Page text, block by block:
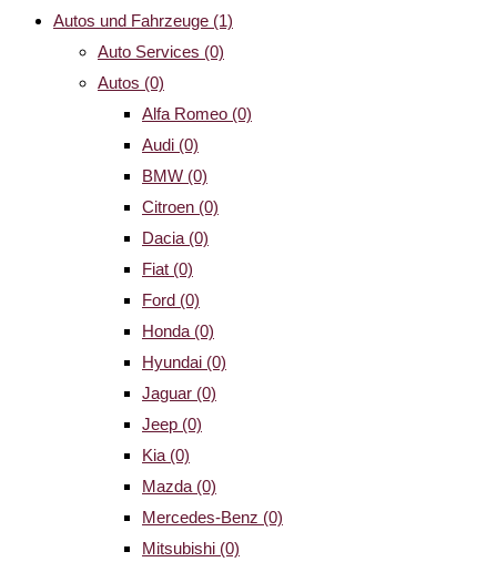
Autos und Fahrzeuge (1)
Auto Services (0)
Autos (0)
Alfa Romeo (0)
Audi (0)
BMW (0)
Citroen (0)
Dacia (0)
Fiat (0)
Ford (0)
Honda (0)
Hyundai (0)
Jaguar (0)
Jeep (0)
Kia (0)
Mazda (0)
Mercedes-Benz (0)
Mitsubishi (0)